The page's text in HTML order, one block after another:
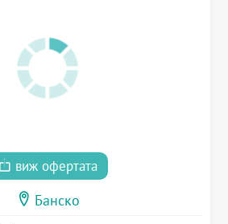
виж офертата
Банско